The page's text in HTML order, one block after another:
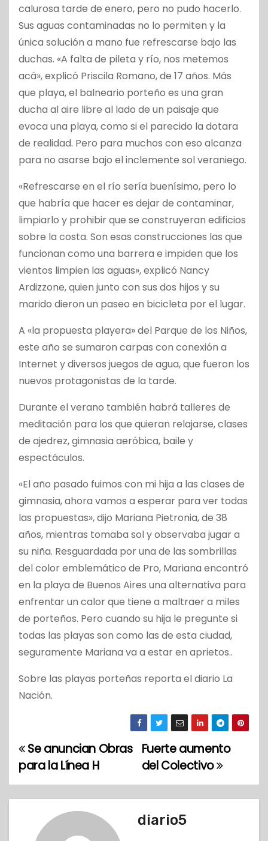
calurosa tarde de enero, pero no pudo hacerlo.
Sus aguas contaminadas no lo permiten y la
única solución a mano fue refrescarse bajo las
duchas. «A falta de pileta y río, nos metemos
acá», explicó Priscila Romano, de 17 años. Más
que playa, el balneario porteño es una gran
ducha al aire libre al lado de un paisaje que
evoca una playa, como si el parecido la dotara
de realidad. Pero para muchos con eso alcanza
para no asarse bajo el inclemente sol veraniego.
«Refrescarse en el río sería buenísimo, pero lo
que habría que hacer es dejar de contaminar,
limpiarlo y prohibir que se construyeran edificios
sobre la costa. Son esas construcciones las que
funcionan como una barrera e impiden que los
vientos limpien las aguas», explicó Nancy
Ardizzone, quien junto con sus dos hijos y su
marido dieron un paseo en bicicleta por el lugar.
A «la propuesta playera» del Parque de los Niños,
este año se sumaron carpas con conexión a
Internet y diversos juegos de agua, que fueron los
nuevos protagonistas de la tarde.
Durante el verano también habrá talleres de
meditación para los que quieran relajarse, clases
de ajedrez, gimnasia aeróbica, baile y
espectáculos.
«El año pasado fuimos con mi hija a las clases de
gimnasia, ahora vamos a esperar para ver todas
las propuestas», dijo Mariana Pietronia, de 38
años, mientras tomaba sol y observaba jugar a
su niña. Resguardada por una de las sombrillas
del color emblemático de Pro, Mariana encontró
en la playa de Buenos Aires una alternativa para
enfrentar un calor que tiene a maltraer a miles
de porteños. Pero cuando su hija le pregunte si
todas las playas son como las de esta ciudad,
seguramente Mariana va a estar en aprietos..
Sobre las playas porteñas reporta el diario La
Nación.
N
a
v
Fuerte aumento
del Colectivo
Se anuncian Obras
para la Línea H
diario5